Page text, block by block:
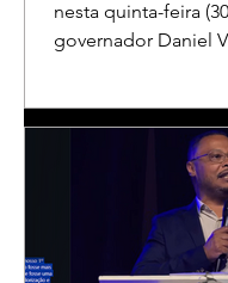
nesta quinta-feira
governador Daniel
para o primeiro
eventual disputa de
No cenário
turno, Daniel Vilela
das intenções de
ex-governador